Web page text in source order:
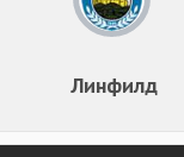
Линфилд